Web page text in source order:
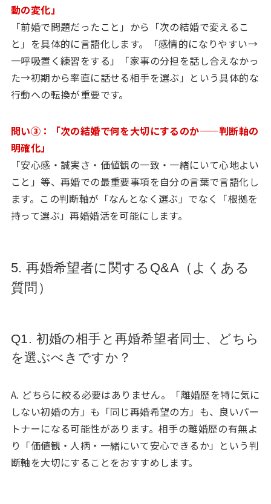
動の変化」
「前婚で問題だったこと」から「次の結婚で変えるこ
と」を具体的に言語化します。「感情的になりやすい→
一呼吸置く練習をする」「家事の分担を話し合えなかっ
た→初期から率直に話せる相手を選ぶ」という具体的な
行動への転換が重要です。
問い③：「次の結婚で何を大切にするのか——判断軸の
明確化」
「安心感・誠実さ・価値観の一致・一緒にいて心地よい
こと」等、再婚での最重要事項を自分の言葉で言語化し
ます。この判断軸が「なんとなく選ぶ」でなく「根拠を
持って選ぶ」再婚婚活を可能にします。
5. 再婚希望者に関するQ&A（よくある
質問）
Q1. 初婚の相手と再婚希望者同士、どちら
を選ぶべきですか？
A. どちらに絞る必要はありません。「離婚歴を特に気に
しない初婚の方」も「同じ再婚希望の方」も、良いパー
トナーになる可能性があります。相手の離婚歴の有無よ
り「価値観・人柄・一緒にいて安心できるか」という判
断軸を大切にすることをおすすめします。